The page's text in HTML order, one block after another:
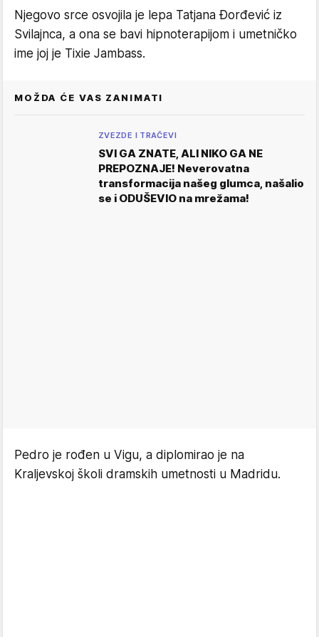
Njegovo srce osvojila je lepa Tatjana Đorđević iz
Svilajnca, a ona se bavi hipnoterapijom i umetničko
ime joj je Tixie Jambass.
MOŽDA ĆE VAS ZANIMATI
ZVEZDE I TRAČEVI
SVI GA ZNATE, ALI NIKO GA NE
PREPOZNAJE! Neverovatna
transformacija našeg glumca, našalio
se i ODUŠEVIO na mrežama!
Pedro je rođen u Vigu, a diplomirao je na
Kraljevskoj školi dramskih umetnosti u Madridu.